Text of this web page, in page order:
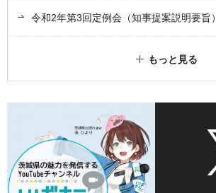
令和2年第3回定例会（知事提案説明要旨）
もっと見る